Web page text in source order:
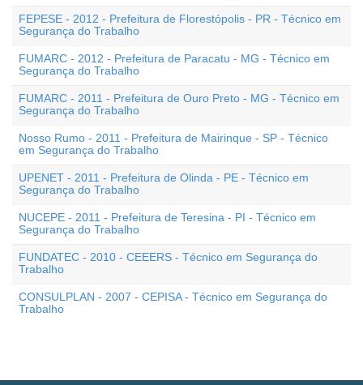
FEPESE - 2012 - Prefeitura de Florestópolis - PR - Técnico em
Segurança do Trabalho
FUMARC - 2012 - Prefeitura de Paracatu - MG - Técnico em
Segurança do Trabalho
FUMARC - 2011 - Prefeitura de Ouro Preto - MG - Técnico em
Segurança do Trabalho
Nosso Rumo - 2011 - Prefeitura de Mairinque - SP - Técnico
em Segurança do Trabalho
UPENET - 2011 - Prefeitura de Olinda - PE - Técnico em
Segurança do Trabalho
NUCEPE - 2011 - Prefeitura de Teresina - PI - Técnico em
Segurança do Trabalho
FUNDATEC - 2010 - CEEERS - Técnico em Segurança do
Trabalho
CONSULPLAN - 2007 - CEPISA - Técnico em Segurança do
Trabalho